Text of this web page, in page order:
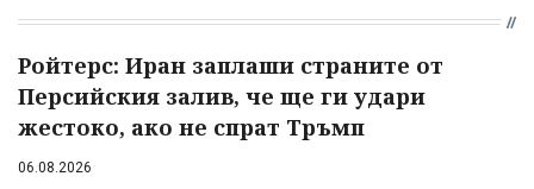
Ройтерс: Иран заплаши страните от
Персийския залив, че ще ги удари
жестоко, ако не спрат Тръмп
06.08.2026